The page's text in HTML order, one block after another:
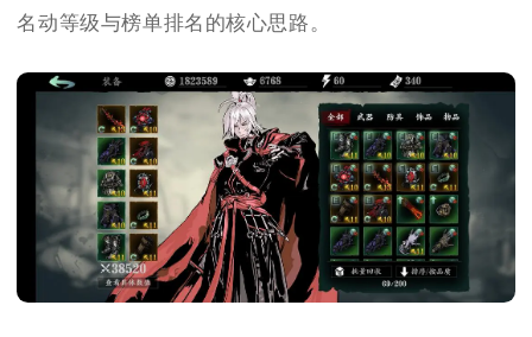
名动等级与榜单排名的核心思路。